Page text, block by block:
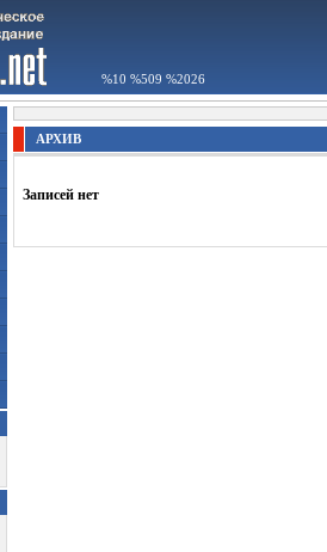
%10 %509 %2026
АРХИВ
Записей нет